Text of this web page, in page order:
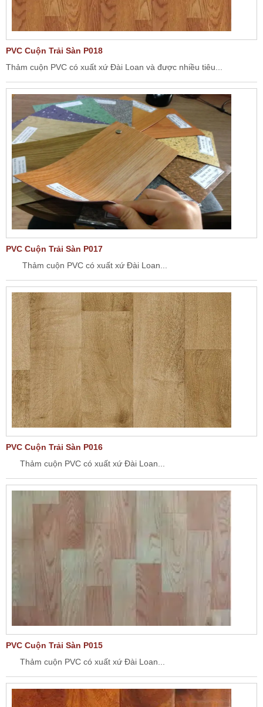
PVC Cuộn Trải Sàn P018
Thảm cuộn PVC có xuất xứ Đài Loan và được nhiều tiêu...
PVC Cuộn Trải Sàn P017
Thảm cuộn PVC có xuất xứ Đài Loan...
PVC Cuộn Trải Sàn P016
Thảm cuộn PVC có xuất xứ Đài Loan...
PVC Cuộn Trải Sàn P015
Thảm cuộn PVC có xuất xứ Đài Loan...